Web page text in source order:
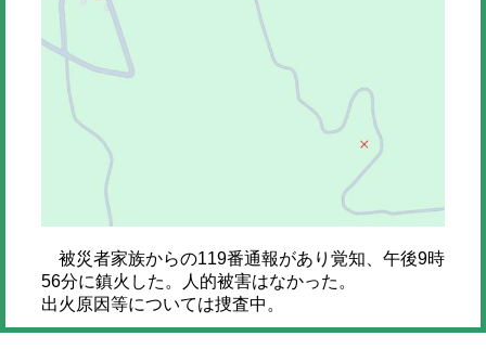
被災者家族からの119番通報があり覚知、午後9時
56分に鎮火した。人的被害はなかった。
出火原因等については捜査中。